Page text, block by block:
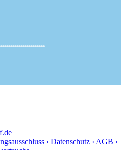
› Datenschutz › AGB ›